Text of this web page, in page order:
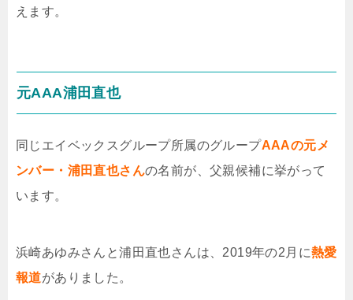
えます。
元AAA浦田直也
同じエイベックスグループ所属のグループAAAの元メ
ンバー・浦田直也さんの名前が、父親候補に挙がって
います。
浜崎あゆみさんと浦田直也さんは、2019年の2月に熱愛
報道がありました。